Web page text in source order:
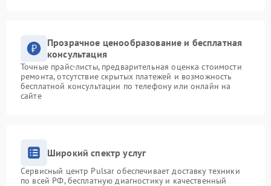
Прозрачное ценообразование и бесплатная
консультация
Точные прайс-листы, предварительная оценка стоимости
ремонта, отсутствие скрытых платежей и возможность
бесплатной консультации по телефону или онлайн на
сайте
Широкий спектр услуг
Сервисный центр Pulsar обеспечивает доставку техники
по всей РФ, бесплатную диагностику и качественный